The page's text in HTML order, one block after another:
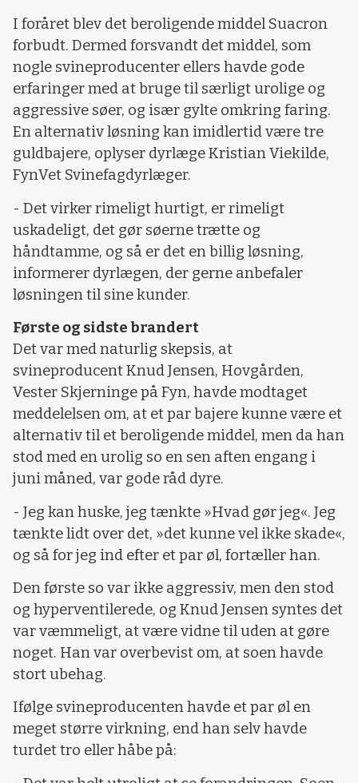
I foråret blev det beroligende middel Suacron
forbudt. Dermed forsvandt det middel, som
nogle svineproducenter ellers havde gode
erfaringer med at bruge til særligt urolige og
aggressive søer, og især gylte omkring faring.
En alternativ løsning kan imidlertid være tre
guldbajere, oplyser dyrlæge Kristian Viekilde,
FynVet Svinefagdyrlæger.
- Det virker rimeligt hurtigt, er rimeligt
uskadeligt, det gør søerne trætte og
håndtamme, og så er det en billig løsning,
informerer dyrlægen, der gerne anbefaler
løsningen til sine kunder.
Første og sidste brandert
Det var med naturlig skepsis, at
svineproducent Knud Jensen, Hovgården,
Vester Skjerninge på Fyn, havde modtaget
meddelelsen om, at et par bajere kunne være et
alternativ til et beroligende middel, men da han
stod med en urolig so en sen aften engang i
juni måned, var gode råd dyre.
- Jeg kan huske, jeg tænkte »Hvad gør jeg«. Jeg
tænkte lidt over det, »det kunne vel ikke skade«,
og så for jeg ind efter et par øl, fortæller han.
Den første so var ikke aggressiv, men den stod
og hyperventilerede, og Knud Jensen syntes det
var væmmeligt, at være vidne til uden at gøre
noget. Han var overbevist om, at soen havde
stort ubehag.
Ifølge svineproducenten havde et par øl en
meget større virkning, end han selv havde
turdet tro eller håbe på: